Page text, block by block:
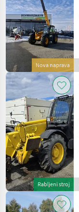
Nova naprava
Rabljeni stroj